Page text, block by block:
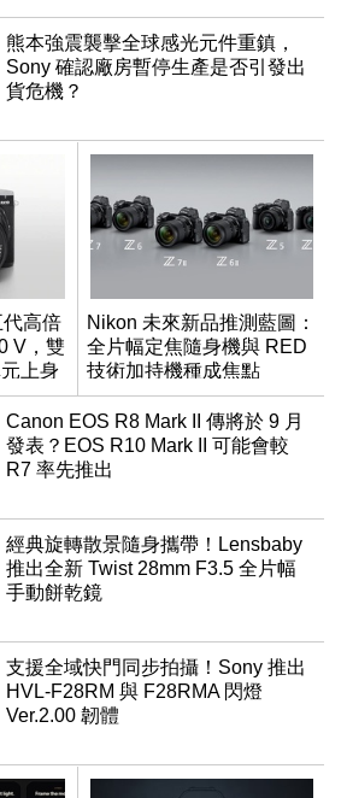
熊本強震襲擊全球感光元件重鎮，
Sony 確認廠房暫停生產是否引發出
貨危機？
高倍
V，雙
上身
Nikon 未來新品推測藍圖：
全片幅定焦隨身機與 RED
技術加持機種成焦點
Canon EOS R8 Mark II 傳將於 9 月
發表？EOS R10 Mark II 可能會較
R7 率先推出
經典旋轉散景隨身攜帶！Lensbaby
推出全新 Twist 28mm F3.5 全片幅
手動餅乾鏡
支援全域快門同步拍攝！Sony 推出
HVL-F28RM 與 F28RMA 閃燈
Ver.2.00 韌體